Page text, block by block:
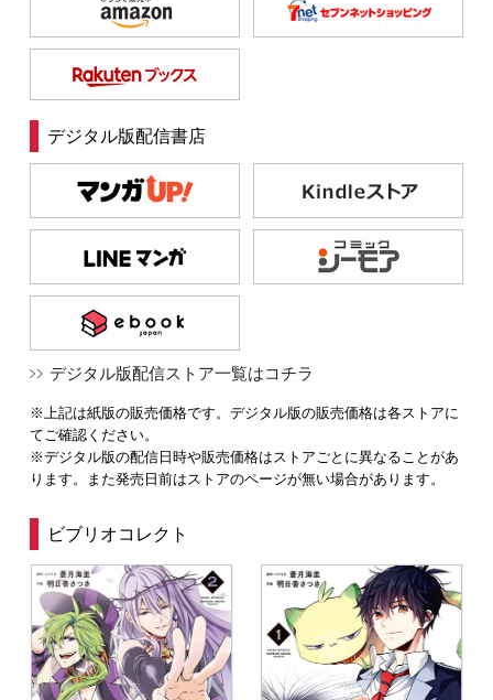
デジタル版配信書店
デジタル版配信ストア一覧はコチラ
※上記は紙版の販売価格です。デジタル版の販売価格は各ストアに
てご確認ください。
※デジタル版の配信日時や販売価格はストアごとに異なることがあ
ります。また発売日前はストアのページが無い場合があります。
ビブリオコレクト